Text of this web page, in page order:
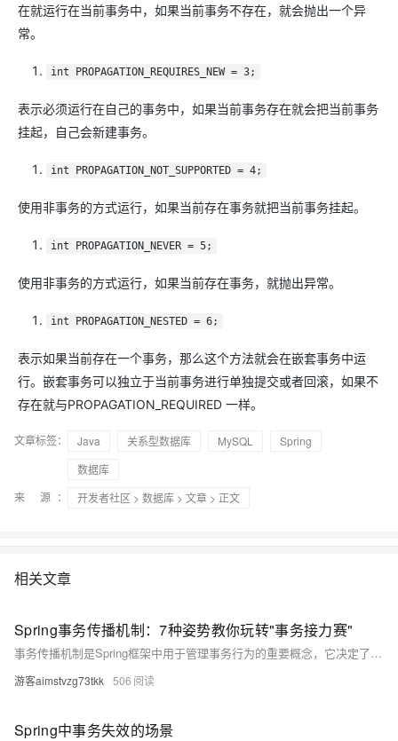
在就运行在当前事务中，如果当前事务不存在，就会抛出一个异
常。
int PROPAGATION_REQUIRES_NEW = 3;
表示必须运行在自己的事务中，如果当前事务存在就会把当前事务
挂起，自己会新建事务。
int PROPAGATION_NOT_SUPPORTED = 4;
使用非事务的方式运行，如果当前存在事务就把当前事务挂起。
int PROPAGATION_NEVER = 5;
使用非事务的方式运行，如果当前存在事务，就抛出异常。
int PROPAGATION_NESTED = 6;
表示如果当前存在一个事务，那么这个方法就会在嵌套事务中运
行。嵌套事务可以独立于当前事务进行单独提交或者回滚，如果不
存在就与PROPAGATION_REQUIRED 一样。
文章标签： Java 关系型数据库 MySQL
Spring
数据库
来 源：
开发者社区 > 数据库 > 文章 > 正文
相关文章
Spring事务传播机制：7种姿势教你玩转"事务接力赛"
事务传播机制是Spring框架中用于管理事务行为的重要概念，它决定了在方法调用时事务如何传递与执行。通过7种传播行为，开发者可以灵活控制事务边界，适应不同业务场景。例如：REQUIRED默认加入或新建事务，REQUIRES_NEW独立开启新事务，NESTED支持嵌套回滚等。合理使用传播机制不仅能保障数据一致性，还能提升系统性能与健壮性。掌握这“七种人格”，才能在复杂业务中游刃有余。
游客aimstvzg73tkk 506
Spring中事务失效的场景